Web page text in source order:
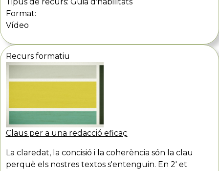
Format:
Vídeo
Recurs formatiu
Claus per a una redacció eficaç
La claredat, la concisió i la coherència són la clau
perquè els nostres textos s'entenguin. En 2' et